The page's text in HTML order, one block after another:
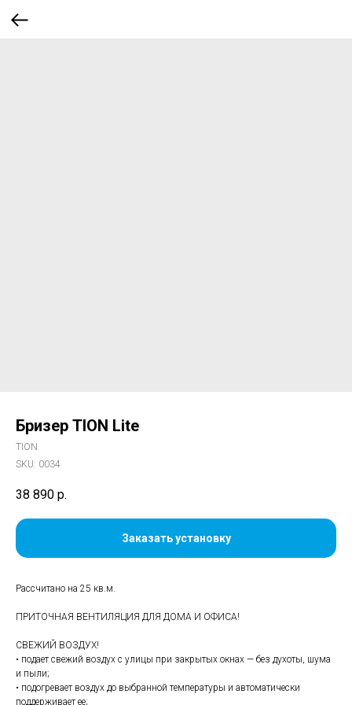
Бризер TION Lite
TION
SKU: 0034
38 890 р.
Заказать установку
Рассчитано на 25 кв.м.
ПРИТОЧНАЯ ВЕНТИЛЯЦИЯ ДЛЯ ДОМА И ОФИСА!
СВЕЖИЙ ВОЗДУХ!
• подает свежий воздух с улицы при закрытых окнах — без духоты, шума
и пыли;
• подогревает воздух до выбранной температуры и автоматически
поддерживает ее;